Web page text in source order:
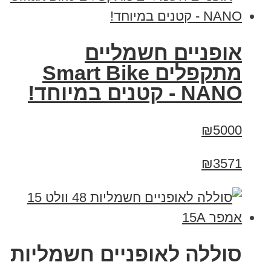
אופניים חשמליים
מתקפלים Smart Bike
NANO - קטנים במיוחד!
₪5000
₪3571
סוללה לאופניים חשמליות